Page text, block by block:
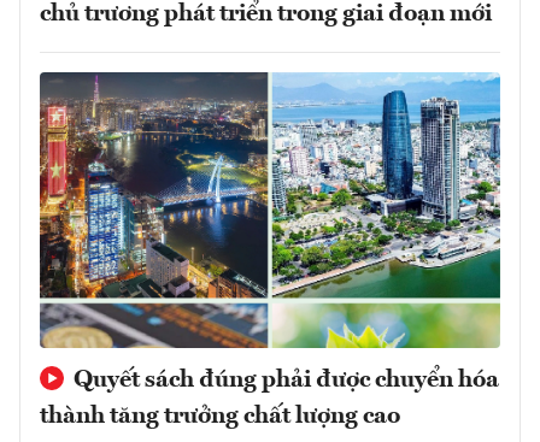
chủ trương phát triển trong giai đoạn mới
Quyết sách đúng phải được chuyển hóa
thành tăng trưởng chất lượng cao